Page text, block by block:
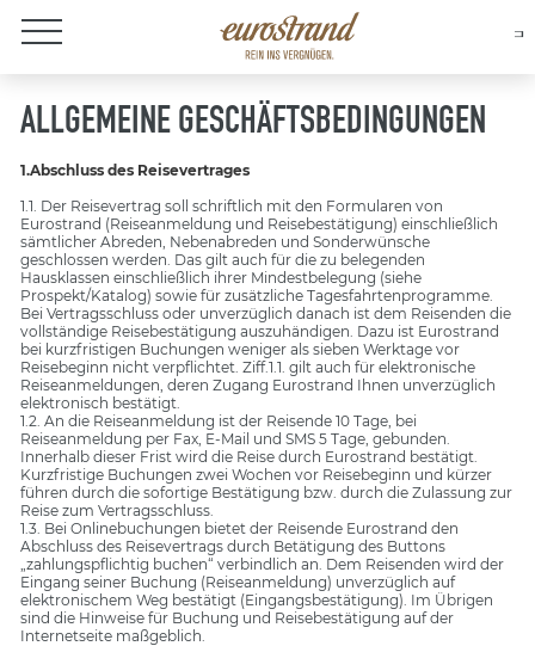
About Eurostrand
ALLGEMEINE GESCHÄFTSBEDINGUNGEN
1.Abschluss des Reisevertrages
1.1. Der Reisevertrag soll schriftlich mit den Formularen von
Eurostrand (Reiseanmeldung und Reisebestätigung) einschließlich
sämtlicher Abreden, Nebenabreden und Sonderwünsche
geschlossen werden. Das gilt auch für die zu belegenden
Hausklassen einschließlich ihrer Mindestbelegung (siehe
Prospekt/Katalog) sowie für zusätzliche Tagesfahrtenprogramme.
Bei Vertragsschluss oder unverzüglich danach ist dem Reisenden die
vollständige Reisebestätigung auszuhändigen. Dazu ist Eurostrand
bei kurzfristigen Buchungen weniger als sieben Werktage vor
Reisebeginn nicht verpflichtet. Ziff.1.1. gilt auch für elektronische
Reiseanmeldungen, deren Zugang Eurostrand Ihnen unverzüglich
elektronisch bestätigt.
1.2. An die Reiseanmeldung ist der Reisende 10 Tage, bei
Reiseanmeldung per Fax, E-Mail und SMS 5 Tage, gebunden.
Innerhalb dieser Frist wird die Reise durch Eurostrand bestätigt.
Kurzfristige Buchungen zwei Wochen vor Reisebeginn und kürzer
führen durch die sofortige Bestätigung bzw. durch die Zulassung zur
Reise zum Vertragsschluss.
1.3. Bei Onlinebuchungen bietet der Reisende Eurostrand den
Abschluss des Reisevertrags durch Betätigung des Buttons
„zahlungspflichtig buchen“ verbindlich an. Dem Reisenden wird der
Eingang seiner Buchung (Reiseanmeldung) unverzüglich auf
elektronischem Weg bestätigt (Eingangsbestätigung). Im Übrigen
sind die Hinweise für Buchung und Reisebestätigung auf der
Internetseite maßgeblich.